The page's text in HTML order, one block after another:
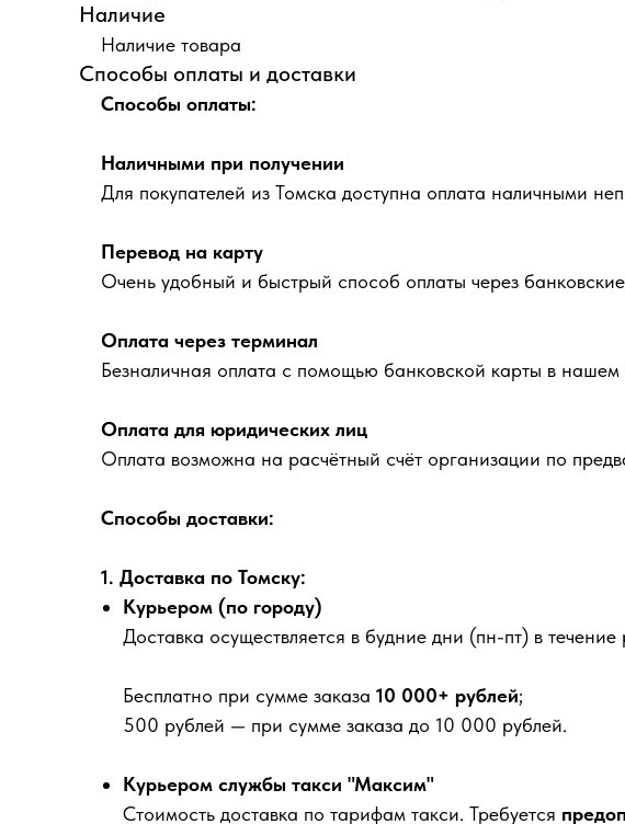
Наличие
Наличие товара
Способы оплаты и доставки
Способы оплаты:
Наличными при получении
Для покупателей из Томска доступна оплата наличными
Перевод на карту
Очень удобный и быстрый способ оплаты через
Оплата через терминал
Безналичная оплата с помощью банковской карты в нашем
Оплата для юридических лиц
Оплата возможна на расчётный счёт организации по
Способы доставки:
1. Доставка по Томску:
Курьером (по городу)
Доставка осуществляется в будние дни (пн-пт) в течение
Бесплатно при сумме заказа 10 000+ рублей;
500 рублей — при сумме заказа до 10 000 рублей.
Курьером службы такси "Максим"
Стоимость доставка по тарифам такси. Требуется